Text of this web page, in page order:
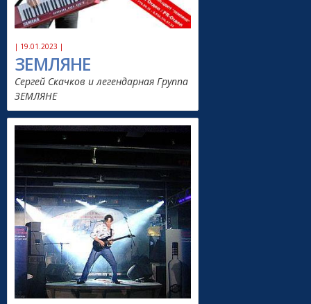
| 19.01.2023 |
ЗЕМЛЯНЕ
Сергей Скачков и легендарная Группа
ЗЕМЛЯНЕ